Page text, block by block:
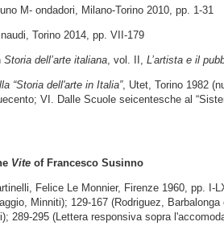
M- ondadori, Milano-Torino 2010, pp. 1-31
Torino 2014, pp. VII-179
Storia dell’arte italiana , vol. II, L’artista e il
“Storia dell'arte in Italia”, Utet, Torino 1982
VI. Dalle Scuole seicentesche al
Vite of Francesco Susinno
Felice Le Monnier, Firenze 1960, pp. I-
Minniti); 129-167 (Rodriguez,
289-295 (Lettera responsiva sopra